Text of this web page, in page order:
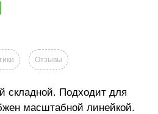
Отзывы
складной. Подходит для
масштабной линейкой.